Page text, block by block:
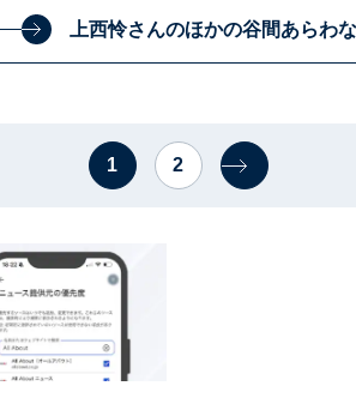
上西怜さんのほかの谷間あらわ
1 2